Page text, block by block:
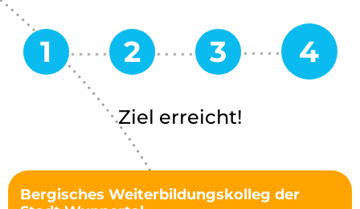
Ziel erreicht!
Bergisches Weiterbildungskolleg der